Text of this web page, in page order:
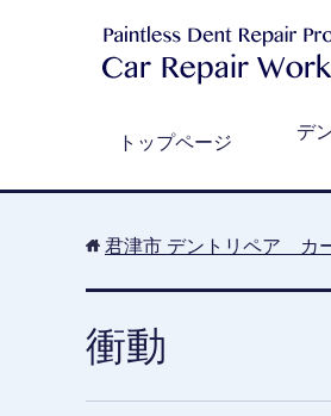
トップページ
デ
君津市 デントリペア カ
衝動